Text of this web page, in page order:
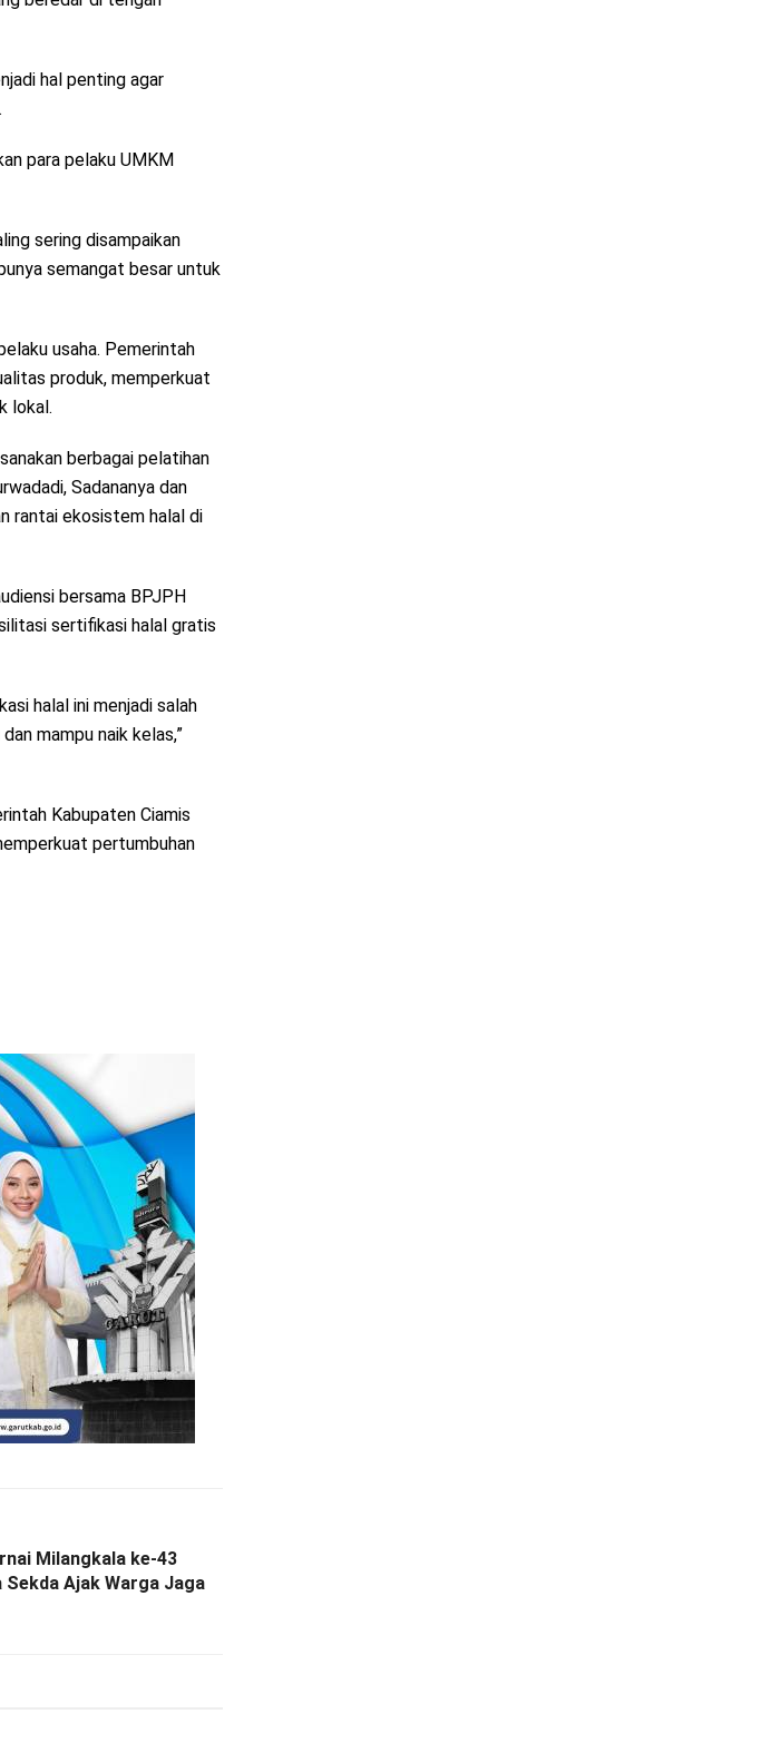
hal penting agar
para pelaku UMKM
sering disampaikan
semangat besar untuk
usaha. Pemerintah
produk, memperkuat
lokal.
berbagai pelatihan
Sadananya dan
rantai ekosistem halal di
bersama BPJPH
sertifikasi halal gratis
halal ini menjadi salah
mampu naik kelas,”
Kabupaten Ciamis
pertumbuhan
Milangkala ke-43
Sekda Ajak Warga Jaga